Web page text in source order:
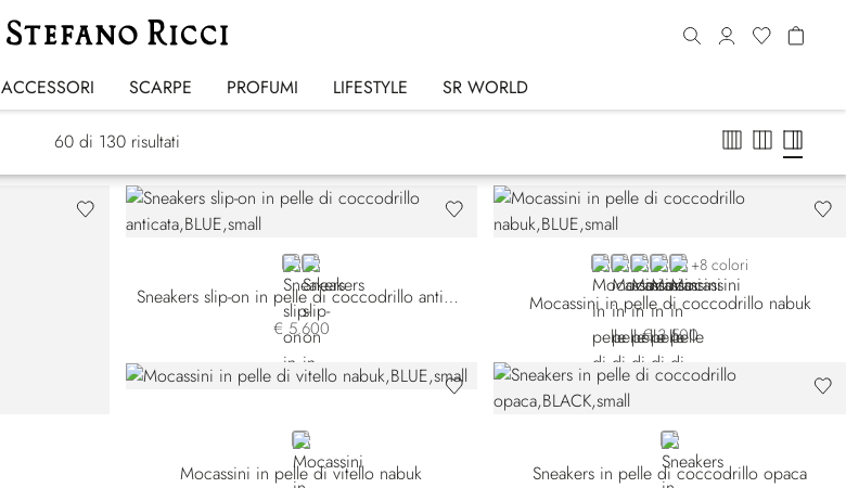
ACCESSORI SCARPE PROFUMI LIFESTYLE SR WORLD
Scarpe
60 di 130 risultati
BLUE CA-B013
GREEN
Sneakers slip-on in pelle di coccodrillo anticata
€ 5.600
BLUE CN-B013
BLUE CN-B049
GREY CN-G021
GREY CN-G028
BEIGE CN-M027
+8 colori
Mocassini in pelle di coccodrillo nabuk
€ 3.500
BLUE
Mocassini in pelle di vitello nabuk
BLACK
Sneakers in pelle di coccodrillo opaca